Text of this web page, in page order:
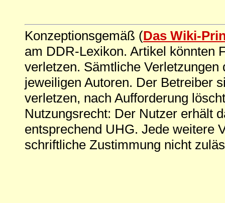
Konzeptionsgemäß (Das Wiki-
am DDR-Lexikon. Artikel könnten
verletzen. Sämtliche
jeweiligen Autoren. Der Betreiber
verletzen, nach Aufforderung
Nutzungsrecht: Der Nutzer erhält
entsprechend UHG. Jede weitere
schriftliche Zustimmung nicht